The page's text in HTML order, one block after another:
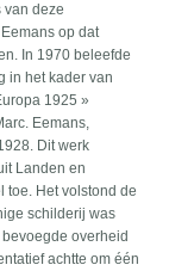
van deze
op dat
In 1970 beleefde
in het kader van
1925 »
Eemans,
Dit werk
Landen en
toe. Het volstond de
schilderij was
overheid
achtte om één